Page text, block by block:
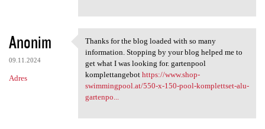
a
r
z
e
Anonim
09.11.2024
Adres
Thanks for the blog loaded
Thanks for the blog loaded with so many
information. Stopping by your blog helped me to
get what I was looking for. gartenpool
komplettangebot https://www.shop-
swimmingpool.at/550-x-150-pool-komplettset-alu-
gartenpo...